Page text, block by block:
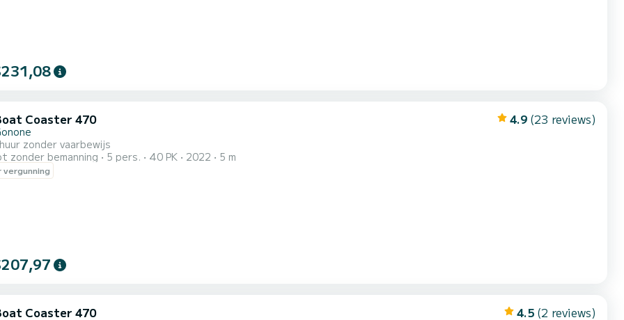
Coaster 470 4.9 (23 reviews)
zonder vaarbewijs
zonder bemanning 5 pers. 40 PK 2022 5 m
vergunning
Coaster 470 4.5 (2 reviews)